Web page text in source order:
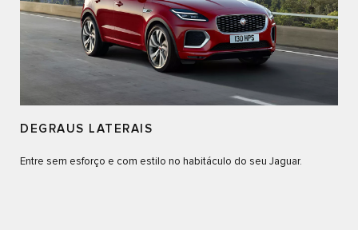
DEGRAUS LATERAIS
Entre sem esforço e com estilo no habitáculo do seu Jaguar.